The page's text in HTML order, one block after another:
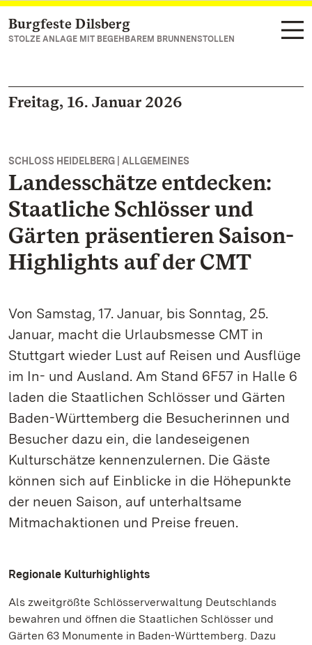
Zum Hauptinhalt springen
Burgfeste Dilsberg
STOLZE ANLAGE MIT BEGEHBAREM BRUNNENSTOLLEN
Freitag, 16. Januar 2026
SCHLOSS HEIDELBERG | ALLGEMEINES
Landesschätze entdecken:
Staatliche Schlösser und
Gärten präsentieren Saison-
Highlights auf der CMT
Von Samstag, 17. Januar, bis Sonntag, 25.
Januar, macht die Urlaubsmesse CMT in
Stuttgart wieder Lust auf Reisen und Ausflüge
im In- und Ausland. Am Stand 6F57 in Halle 6
laden die Staatlichen Schlösser und Gärten
Baden-Württemberg die Besucherinnen und
Besucher dazu ein, die landeseigenen
Kulturschätze kennenzulernen. Die Gäste
können sich auf Einblicke in die Höhepunkte
der neuen Saison, auf unterhaltsame
Mitmachaktionen und Preise freuen.
Regionale Kulturhighlights
Als zweitgrößte Schlösserverwaltung Deutschlands
bewahren und öffnen die Staatlichen Schlösser und
Gärten 63 Monumente in Baden-Württemberg. Dazu